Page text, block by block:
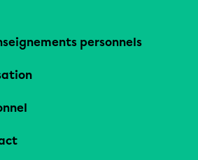
personnels